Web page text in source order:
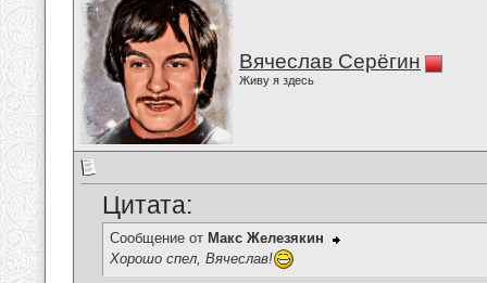
Вячеслав Серёгин
Живу я здесь
Цитата:
Сообщение от Макс Железякин
Хорошо спел, Вячеслав!